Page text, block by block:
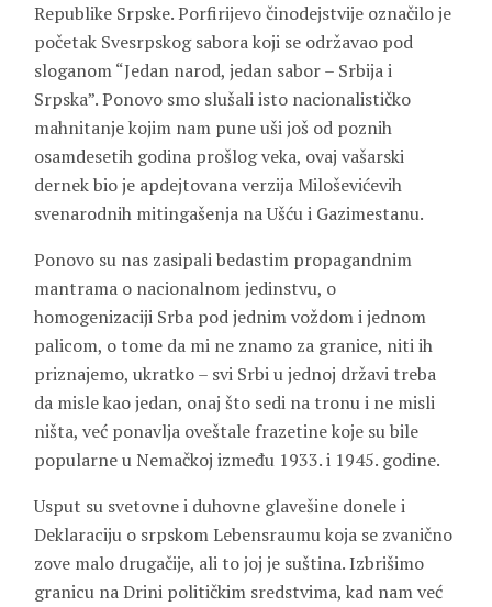
Republike Srpske. Porfirijevo činodejstvije označilo je
početak Svesrpskog sabora koji se održavao pod
sloganom “Jedan narod, jedan sabor – Srbija i
Srpska”. Ponovo smo slušali isto nacionalističko
mahnitanje kojim nam pune uši još od poznih
osamdesetih godina prošlog veka, ovaj vašarski
dernek bio je apdejtovana verzija Miloševićevih
svenarodnih mitingašenja na Ušću i Gazimestanu.
Ponovo su nas zasipali bedastim propagandnim
mantrama o nacionalnom jedinstvu, o
homogenizaciji Srba pod jednim voždom i jednom
palicom, o tome da mi ne znamo za granice, niti ih
priznajemo, ukratko – svi Srbi u jednoj državi treba
da misle kao jedan, onaj što sedi na tronu i ne misli
ništa, već ponavlja oveštale frazetine koje su bile
popularne u Nemačkoj između 1933. i 1945. godine.
Usput su svetovne i duhovne glavešine donele i
Deklaraciju o srpskom Lebensraumu koja se zvanično
zove malo drugačije, ali to joj je suština. Izbrišimo
granicu na Drini političkim sredstvima, kad nam već